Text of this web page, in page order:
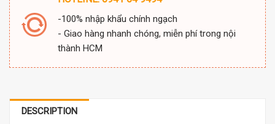
-100% nhập khẩu chính ngạch
- Giao hàng nhanh chóng, miễn phí trong nội
thành HCM
DESCRIPTION